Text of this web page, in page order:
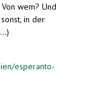
wem? Und
in der
esperanto-
is external)